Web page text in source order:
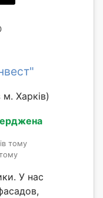
Харків)
тому
У нас